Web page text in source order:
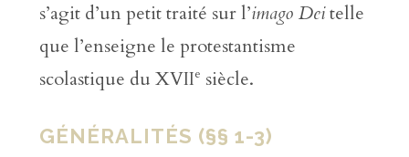
s’agit d’un petit traité sur l’imago Deitelle
que l’enseigne le protestantisme
scolastique du XVIIe siècle.
GÉNÉRALITÉS (§§ 1-3)